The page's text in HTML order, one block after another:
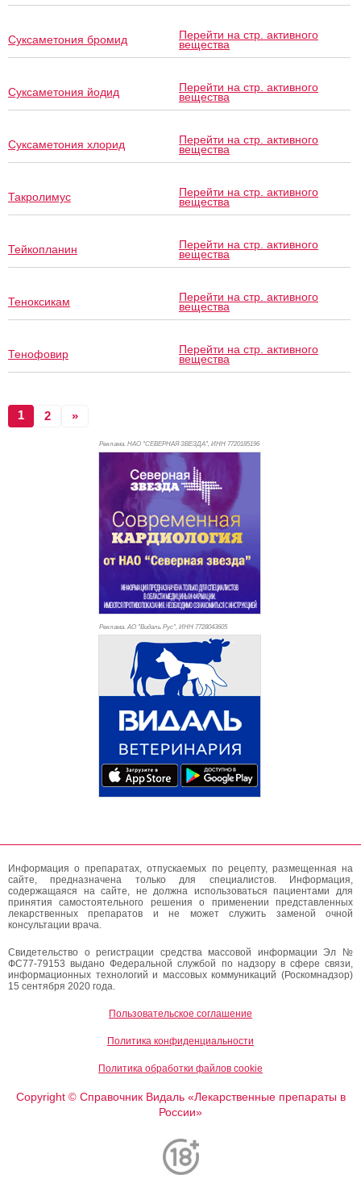
Суксаметония бромид Перейти на стр. активного
вещества
Суксаметония йодид Перейти на стр. активного
вещества
Суксаметония хлорид Перейти на стр. активного
вещества
Такролимус Перейти на стр. активного
вещества
Тейкопланин Перейти на стр. активного
вещества
Теноксикам Перейти на стр. активного
вещества
Тенофовир Перейти на стр. активного
вещества
1 2 »
Реклама. НАО "СЕВЕРНАЯ ЗВЕЗДА", ИНН 7720185196
Реклама. АО "Видаль Рус", ИНН 7728043605
Информация о препаратах, отпускаемых по рецепту, размещенная на
сайте, предназначена только для специалистов. Информация,
содержащаяся на сайте, не должна использоваться пациентами для
принятия самостоятельного решения о применении представленных
лекарственных препаратов и не может служить заменой очной
консультации врача.
Свидетельство о регистрации средства массовой информации Эл №
ФС77-79153 выдано Федеральной службой по надзору в сфере связи,
информационных технологий и массовых коммуникаций (Роскомнадзор)
15 сентября 2020 года.
Пользовательское соглашение
Политика конфиденциальности
Политика обработки файлов cookie
Copyright ©Справочник Видаль «Лекарственные препараты в
России»